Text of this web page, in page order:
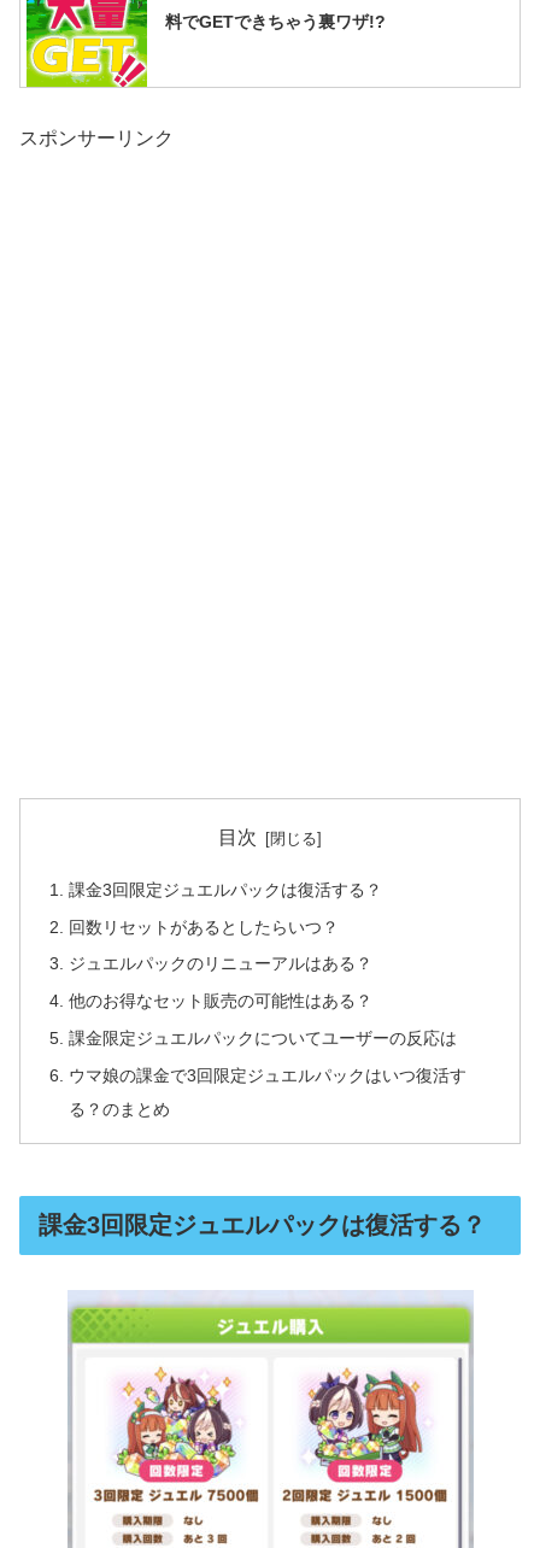
料でGETできちゃう裏ワザ!?
スポンサーリンク
目次
課金3回限定ジュエルパックは復活する？
回数リセットがあるとしたらいつ？
ジュエルパックのリニューアルはある？
他のお得なセット販売の可能性はある？
課金限定ジュエルパックについてユーザーの反応は
ウマ娘の課金で3回限定ジュエルパックはいつ復活す
る？のまとめ
課金3回限定ジュエルパックは復活する？